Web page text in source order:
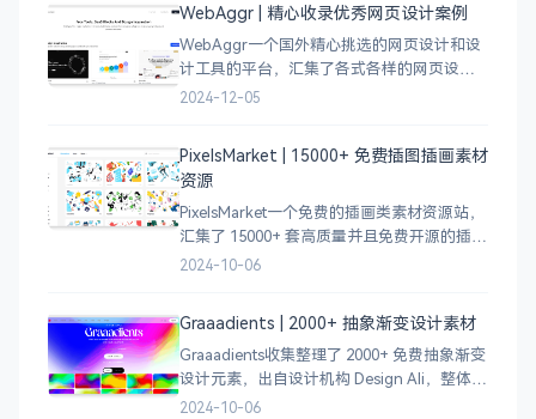
WebAggr | 精心收录优秀网页设计案例
WebAggr一个国外精心挑选的网页设计和设
计工具的平台，汇集了各式各样的网页设计
案例，涵盖个人博客、时尚、设计、机构、
计，应
2024-12-05
PixelsMarket | 15000+ 免费插图插画素材
资源
PixelsMarket一个免费的插画类素材资源站，
汇集了 15000+ 套高质量并且免费开源的插图
插画和图标资源。
2024-10-06
Graaadients | 2000+ 抽象渐变设计素材
Graaadients收集整理了 2000+ 免费抽象渐变
设计元素，出自设计机构 Design Ali，整体渐
变色比较鲜艳，更像是 AI 生成的元素，需要
2024-10-06